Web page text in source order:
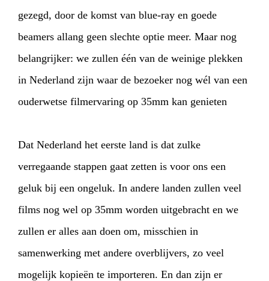
gezegd, door de komst van blue-ray en goede
beamers allang geen slechte optie meer. Maar nog
belangrijker: we zullen één van de weinige plekken
in Nederland zijn waar de bezoeker nog wél van een
ouderwetse filmervaring op 35mm kan genieten
Dat Nederland het eerste land is dat zulke
verregaande stappen gaat zetten is voor ons een
geluk bij een ongeluk. In andere landen zullen veel
films nog wel op 35mm worden uitgebracht en we
zullen er alles aan doen om, misschien in
samenwerking met andere overblijvers, zo veel
mogelijk kopieën te importeren. En dan zijn er